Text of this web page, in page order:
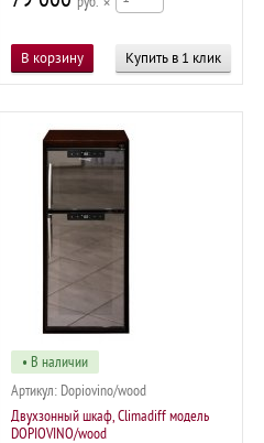
Купить в 1 клик
• В наличии
Артикул: Dopiovino/wood
Двухзонный шкаф, Climadiff модель
DOPIOVINO/wood